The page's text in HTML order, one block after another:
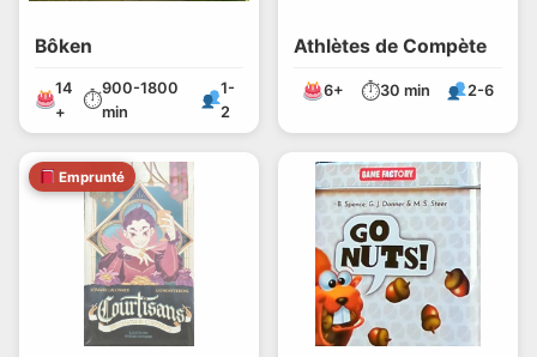
Bôken
14
+
⏱900-1800
min
1-
2
Athlètes de Compète
6+ ⏱30 min 2-6
Emprunté